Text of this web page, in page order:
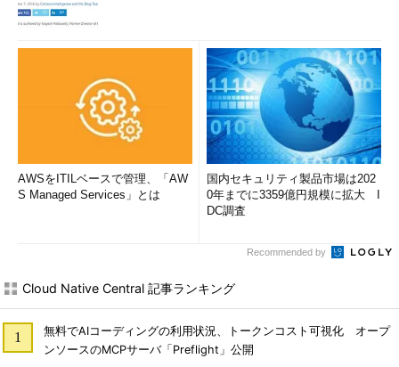
AWSをITILベースで管理、「AW
S Managed Services」とは
国内セキュリティ製品市場は202
0年までに3359億円規模に拡大 I
DC調査
Recommended by
Cloud Native Central 記事ランキング
無料でAIコーディングの利用状況、トークンコスト可視化 オープ
ンソースのMCPサーバ「Preflight」公開